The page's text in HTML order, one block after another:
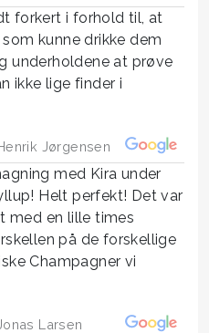
forkert i forhold til, at
kunne drikke dem
underholdene at prøve
ikke lige finder i
Jørgensen
med Kira under
Helt perfekt! Det var
med en lille times
på de forskellige
Champagner vi
Jonas Larsen